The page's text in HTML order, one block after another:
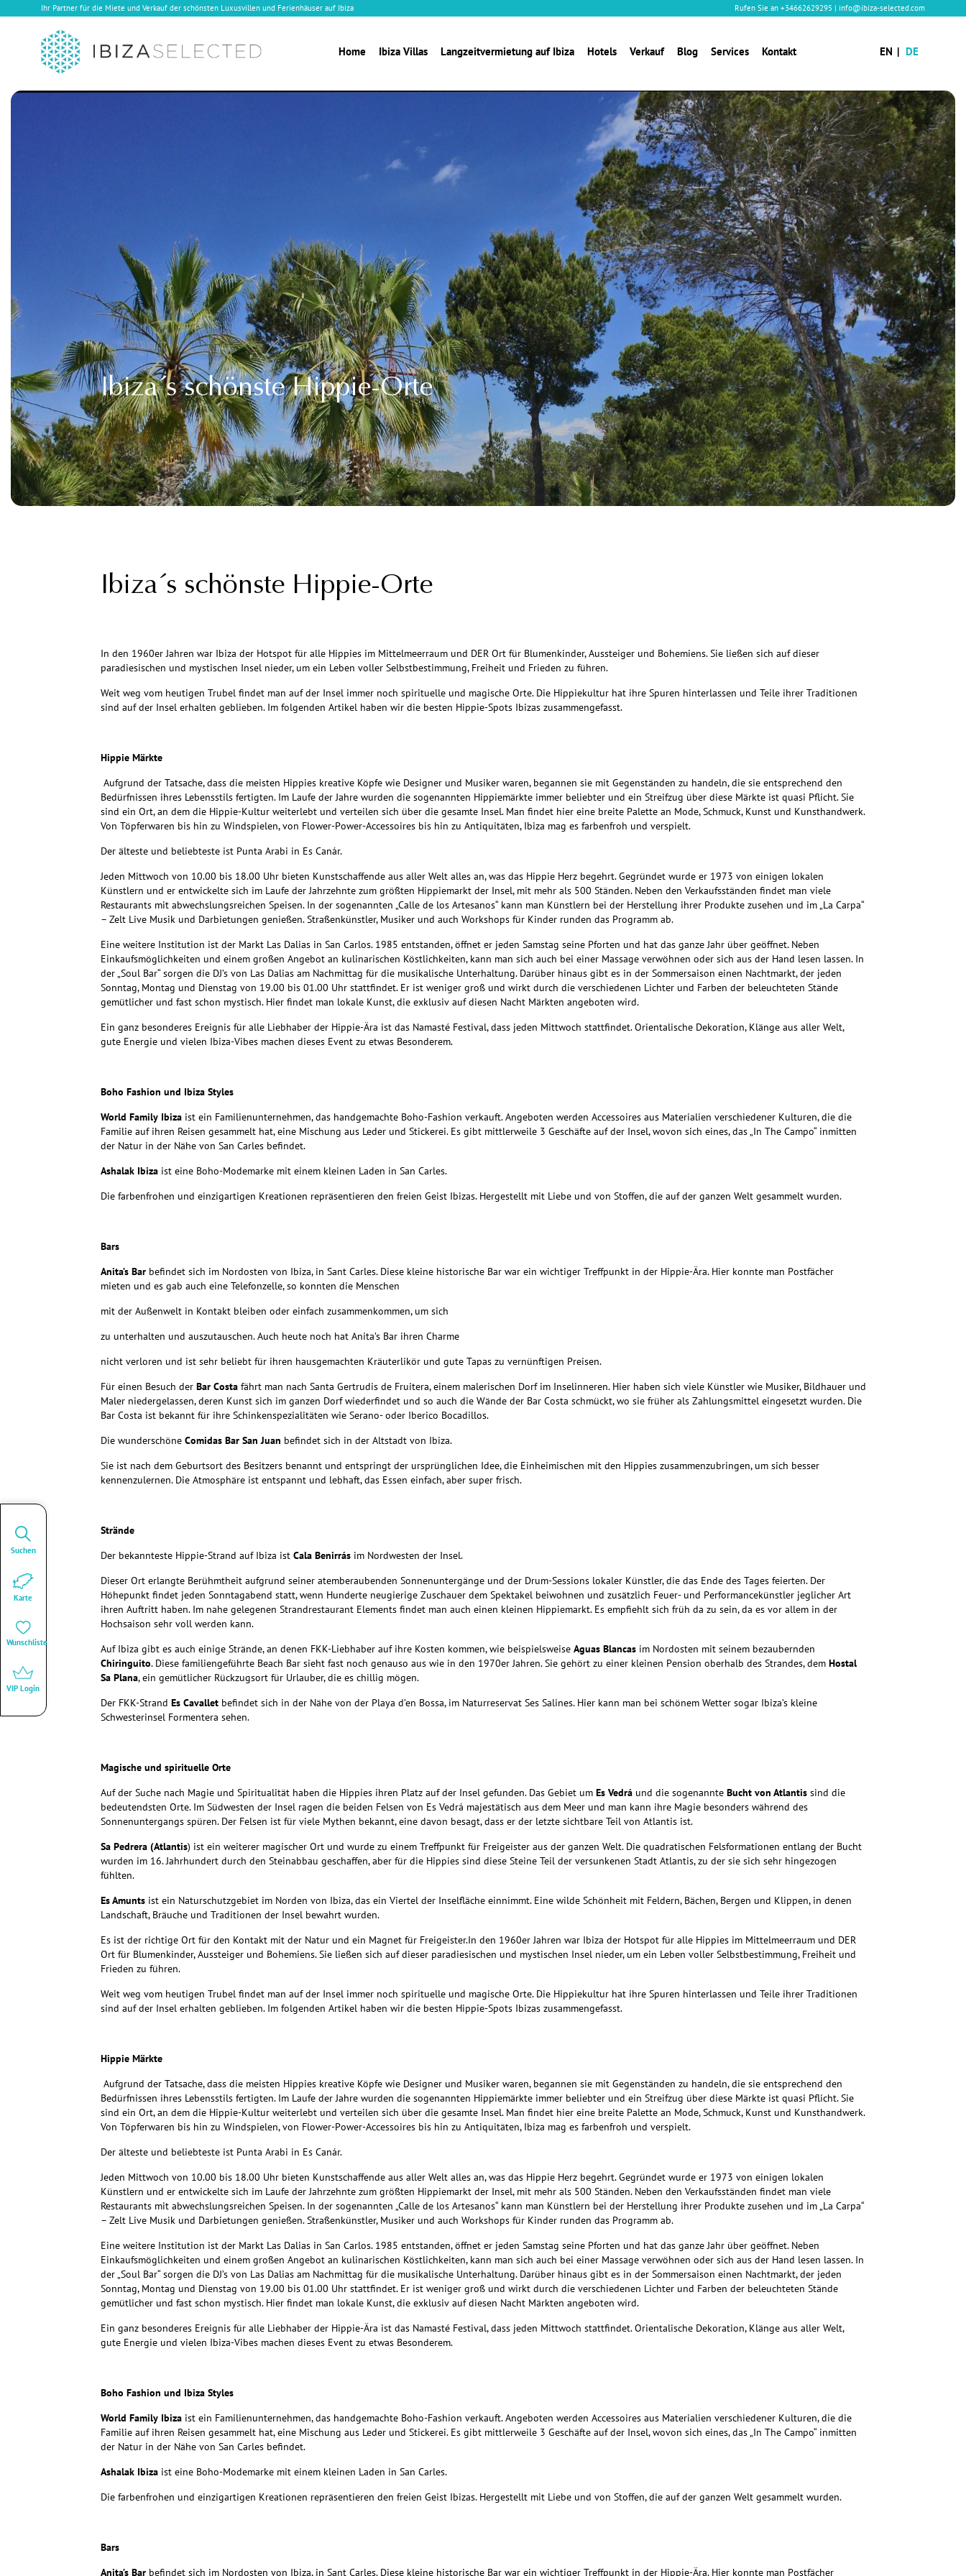
Ihr Partner für die Miete und Verkauf der schönsten Luxusvillen und Ferienhäuser auf Ibiza Rufen Sie an +34662629295 | info@ibiza-selected.com
Home Ibiza Villas Langzeitvermietung auf Ibiza Hotels Verkauf Blog Services Kontakt EN DE
Ibiza´s schönste Hippie-Orte
Ibiza´s schönste Hippie-Orte
In den 1960er Jahren war Ibiza der Hotspot für alle Hippies im Mittelmeerraum und DER Ort für Blumenkinder, Aussteiger und Bohemiens. Sie ließen sich auf dieser
paradiesischen und mystischen Insel nieder, um ein Leben voller Selbstbestimmung, Freiheit und Frieden zu führen.
Weit weg vom heutigen Trubel findet man auf der Insel immer noch spirituelle und magische Orte. Die Hippiekultur hat ihre Spuren hinterlassen und Teile ihrer Traditionen
sind auf der Insel erhalten geblieben. Im folgenden Artikel haben wir die besten Hippie-Spots Ibizas zusammengefasst.
Hippie Märkte
Aufgrund der Tatsache, dass die meisten Hippies kreative Köpfe wie Designer und Musiker waren, begannen sie mit Gegenständen zu handeln, die sie entsprechend den
Bedürfnissen ihres Lebensstils fertigten. Im Laufe der Jahre wurden die sogenannten Hippiemärkte immer beliebter und ein Streifzug über diese Märkte ist quasi Pflicht. Sie
sind ein Ort, an dem die Hippie-Kultur weiterlebt und verteilen sich über die gesamte Insel. Man findet hier eine breite Palette an Mode, Schmuck, Kunst und Kunsthandwerk.
Von Töpferwaren bis hin zu Windspielen, von Flower-Power-Accessoires bis hin zu Antiquitäten, Ibiza mag es farbenfroh und verspielt.
Der älteste und beliebteste ist Punta Arabi in Es Canár.
Jeden Mittwoch von 10.00 bis 18.00 Uhr bieten Kunstschaffende aus aller Welt alles an, was das Hippie Herz begehrt. Gegründet wurde er 1973 von einigen lokalen
Künstlern und er entwickelte sich im Laufe der Jahrzehnte zum größten Hippiemarkt der Insel, mit mehr als 500 Ständen. Neben den Verkaufsständen findet man viele
Restaurants mit abwechslungsreichen Speisen. In der sogenannten „Calle de los Artesanos“ kann man Künstlern bei der Herstellung ihrer Produkte zusehen und im „La Carpa“
– Zelt Live Musik und Darbietungen genießen. Straßenkünstler, Musiker und auch Workshops für Kinder runden das Programm ab.
Eine weitere Institution ist der Markt Las Dalias in San Carlos. 1985 entstanden, öffnet er jeden Samstag seine Pforten und hat das ganze Jahr über geöffnet. Neben
Einkaufsmöglichkeiten und einem großen Angebot an kulinarischen Köstlichkeiten, kann man sich auch bei einer Massage verwöhnen oder sich aus der Hand lesen lassen. In
der „Soul Bar“ sorgen die DJ’s von Las Dalias am Nachmittag für die musikalische Unterhaltung. Darüber hinaus gibt es in der Sommersaison einen Nachtmarkt, der jeden
Sonntag, Montag und Dienstag von 19.00 bis 01.00 Uhr stattfindet. Er ist weniger groß und wirkt durch die verschiedenen Lichter und Farben der beleuchteten Stände
gemütlicher und fast schon mystisch. Hier findet man lokale Kunst, die exklusiv auf diesen Nacht Märkten angeboten wird.
Ein ganz besonderes Ereignis für alle Liebhaber der Hippie-Ära ist das Namasté Festival, dass jeden Mittwoch stattfindet. Orientalische Dekoration, Klänge aus aller Welt,
gute Energie und vielen Ibiza-Vibes machen dieses Event zu etwas Besonderem.
Boho Fashion und Ibiza Styles
World Family Ibiza ist ein Familienunternehmen, das handgemachte Boho-Fashion verkauft. Angeboten werden Accessoires aus Materialien verschiedener Kulturen, die die
Familie auf ihren Reisen gesammelt hat, eine Mischung aus Leder und Stickerei. Es gibt mittlerweile 3 Geschäfte auf der Insel, wovon sich eines, das „In The Campo“ inmitten
der Natur in der Nähe von San Carles befindet.
Ashalak Ibiza ist eine Boho-Modemarke mit einem kleinen Laden in San Carles.
Die farbenfrohen und einzigartigen Kreationen repräsentieren den freien Geist Ibizas. Hergestellt mit Liebe und von Stoffen, die auf der ganzen Welt gesammelt wurden.
Bars
Anita’s Bar befindet sich im Nordosten von Ibiza, in Sant Carles. Diese kleine historische Bar war ein wichtiger Treffpunkt in der Hippie-Ära. Hier konnte man Postfächer
mieten und es gab auch eine Telefonzelle, so konnten die Menschen
mit der Außenwelt in Kontakt bleiben oder einfach zusammenkommen, um sich
zu unterhalten und auszutauschen. Auch heute noch hat Anita’s Bar ihren Charme
nicht verloren und ist sehr beliebt für ihren hausgemachten Kräuterlikör und gute Tapas zu vernünftigen Preisen.
Für einen Besuch der Bar Costa fährt man nach Santa Gertrudis de Fruitera, einem malerischen Dorf im Inselinneren. Hier haben sich viele Künstler wie Musiker, Bildhauer und
Maler niedergelassen, deren Kunst sich im ganzen Dorf wiederfindet und so auch die Wände der Bar Costa schmückt, wo sie früher als Zahlungsmittel eingesetzt wurden. Die
Bar Costa ist bekannt für ihre Schinkenspezialitäten wie Serano- oder Iberico Bocadillos.
Die wunderschöne Comidas Bar San Juan befindet sich in der Altstadt von Ibiza.
Sie ist nach dem Geburtsort des Besitzers benannt und entspringt der ursprünglichen Idee, die Einheimischen mit den Hippies zusammenzubringen, um sich besser
kennenzulernen. Die Atmosphäre ist entspannt und lebhaft, das Essen einfach, aber super frisch.
Strände
Der bekannteste Hippie-Strand auf Ibiza ist Cala Benirrásim Nordwesten der Insel.
Dieser Ort erlangte Berühmtheit aufgrund seiner atemberaubenden Sonnenuntergänge und der Drum-Sessions lokaler Künstler, die das Ende des Tages feierten. Der
Höhepunkt findet jeden Sonntagabend statt, wenn Hunderte neugierige Zuschauer dem Spektakel beiwohnen und zusätzlich Feuer- und Performancekünstler jeglicher Art
ihren Auftritt haben. Im nahe gelegenen Strandrestaurant Elements findet man auch einen kleinen Hippiemarkt. Es empfiehlt sich früh da zu sein, da es vor allem in der
Hochsaison sehr voll werden kann.
Auf Ibiza gibt es auch einige Strände, an denen FKK-Liebhaber auf ihre Kosten kommen, wie beispielsweise Aguas Blancas im Nordosten mit seinem bezaubernden
Chiringuito. Diese familiengeführte Beach Bar sieht fast noch genauso aus wie in den 1970er Jahren. Sie gehört zu einer kleinen Pension oberhalb des Strandes, dem Hostal
Sa Plana, ein gemütlicher Rückzugsort für Urlauber, die es chillig mögen.
Der FKK-Strand Es Cavallet befindet sich in der Nähe von der Playa d’en Bossa, im Naturreservat Ses Salines. Hier kann man bei schönem Wetter sogar Ibiza’s kleine
Schwesterinsel Formentera sehen.
Magische und spirituelle Orte
Auf der Suche nach Magie und Spiritualität haben die Hippies ihren Platz auf der Insel gefunden. Das Gebiet um Es Vedrá und die sogenannte Bucht von Atlantis sind die
bedeutendsten Orte. Im Südwesten der Insel ragen die beiden Felsen von Es Vedrá majestätisch aus dem Meer und man kann ihre Magie besonders während des
Sonnenuntergangs spüren. Der Felsen ist für viele Mythen bekannt, eine davon besagt, dass er der letzte sichtbare Teil von Atlantis ist.
Sa Pedrera (Atlantis) ist ein weiterer magischer Ort und wurde zu einem Treffpunkt für Freigeister aus der ganzen Welt. Die quadratischen Felsformationen entlang der Bucht
wurden im 16. Jahrhundert durch den Steinabbau geschaffen, aber für die Hippies sind diese Steine Teil der versunkenen Stadt Atlantis, zu der sie sich sehr hingezogen
fühlten.
Es Amunts ist ein Naturschutzgebiet im Norden von Ibiza, das ein Viertel der Inselfläche einnimmt. Eine wilde Schönheit mit Feldern, Bächen, Bergen und Klippen, in denen
Landschaft, Bräuche und Traditionen der Insel bewahrt wurden.
Es ist der richtige Ort für den Kontakt mit der Natur und ein Magnet für Freigeister.In den 1960er Jahren war Ibiza der Hotspot für alle Hippies im Mittelmeerraum und DER
Ort für Blumenkinder, Aussteiger und Bohemiens. Sie ließen sich auf dieser paradiesischen und mystischen Insel nieder, um ein Leben voller Selbstbestimmung, Freiheit und
Frieden zu führen.
Weit weg vom heutigen Trubel findet man auf der Insel immer noch spirituelle und magische Orte. Die Hippiekultur hat ihre Spuren hinterlassen und Teile ihrer Traditionen
sind auf der Insel erhalten geblieben. Im folgenden Artikel haben wir die besten Hippie-Spots Ibizas zusammengefasst.
Hippie Märkte
Aufgrund der Tatsache, dass die meisten Hippies kreative Köpfe wie Designer und Musiker waren, begannen sie mit Gegenständen zu handeln, die sie entsprechend den
Bedürfnissen ihres Lebensstils fertigten. Im Laufe der Jahre wurden die sogenannten Hippiemärkte immer beliebter und ein Streifzug über diese Märkte ist quasi Pflicht. Sie
sind ein Ort, an dem die Hippie-Kultur weiterlebt und verteilen sich über die gesamte Insel. Man findet hier eine breite Palette an Mode, Schmuck, Kunst und Kunsthandwerk.
Von Töpferwaren bis hin zu Windspielen, von Flower-Power-Accessoires bis hin zu Antiquitäten, Ibiza mag es farbenfroh und verspielt.
Der älteste und beliebteste ist Punta Arabi in Es Canár.
Jeden Mittwoch von 10.00 bis 18.00 Uhr bieten Kunstschaffende aus aller Welt alles an, was das Hippie Herz begehrt. Gegründet wurde er 1973 von einigen lokalen
Künstlern und er entwickelte sich im Laufe der Jahrzehnte zum größten Hippiemarkt der Insel, mit mehr als 500 Ständen. Neben den Verkaufsständen findet man viele
Restaurants mit abwechslungsreichen Speisen. In der sogenannten „Calle de los Artesanos“ kann man Künstlern bei der Herstellung ihrer Produkte zusehen und im „La Carpa“
– Zelt Live Musik und Darbietungen genießen. Straßenkünstler, Musiker und auch Workshops für Kinder runden das Programm ab.
Eine weitere Institution ist der Markt Las Dalias in San Carlos. 1985 entstanden, öffnet er jeden Samstag seine Pforten und hat das ganze Jahr über geöffnet. Neben
Einkaufsmöglichkeiten und einem großen Angebot an kulinarischen Köstlichkeiten, kann man sich auch bei einer Massage verwöhnen oder sich aus der Hand lesen lassen. In
der „Soul Bar“ sorgen die DJ’s von Las Dalias am Nachmittag für die musikalische Unterhaltung. Darüber hinaus gibt es in der Sommersaison einen Nachtmarkt, der jeden
Sonntag, Montag und Dienstag von 19.00 bis 01.00 Uhr stattfindet. Er ist weniger groß und wirkt durch die verschiedenen Lichter und Farben der beleuchteten Stände
gemütlicher und fast schon mystisch. Hier findet man lokale Kunst, die exklusiv auf diesen Nacht Märkten angeboten wird.
Ein ganz besonderes Ereignis für alle Liebhaber der Hippie-Ära ist das Namasté Festival, dass jeden Mittwoch stattfindet. Orientalische Dekoration, Klänge aus aller Welt,
gute Energie und vielen Ibiza-Vibes machen dieses Event zu etwas Besonderem.
Boho Fashion und Ibiza Styles
World Family Ibiza ist ein Familienunternehmen, das handgemachte Boho-Fashion verkauft. Angeboten werden Accessoires aus Materialien verschiedener Kulturen, die die
Familie auf ihren Reisen gesammelt hat, eine Mischung aus Leder und Stickerei. Es gibt mittlerweile 3 Geschäfte auf der Insel, wovon sich eines, das „In The Campo“ inmitten
der Natur in der Nähe von San Carles befindet.
Ashalak Ibiza ist eine Boho-Modemarke mit einem kleinen Laden in San Carles.
Die farbenfrohen und einzigartigen Kreationen repräsentieren den freien Geist Ibizas. Hergestellt mit Liebe und von Stoffen, die auf der ganzen Welt gesammelt wurden.
Bars
Anita’s Bar befindet sich im Nordosten von Ibiza, in Sant Carles. Diese kleine historische Bar war ein wichtiger Treffpunkt in der Hippie-Ära. Hier konnte man Postfächer
Suchen
Karte
Wunschliste
VIP Login